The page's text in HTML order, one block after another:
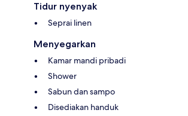
Tidur nyenyak
Seprai linen
Menyegarkan
Kamar mandi pribadi
Shower
Sabun dan sampo
Disediakan handuk